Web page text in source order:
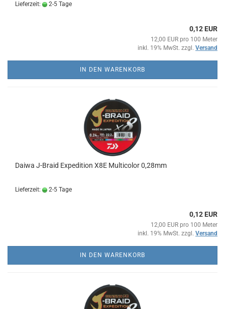
Lieferzeit: 2-5 Tage
0,12 EUR
12,00 EUR pro 100 Meter
inkl. 19% MwSt. zzgl. Versand
IN DEN WARENKORB
Daiwa J-Braid Expedition X8E Multicolor 0,28mm
Lieferzeit: 2-5 Tage
0,12 EUR
12,00 EUR pro 100 Meter
inkl. 19% MwSt. zzgl. Versand
IN DEN WARENKORB